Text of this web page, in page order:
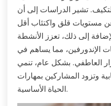
تشير الدراسات إلى أن
مستويات قلق واكتئاب أقل
إلى ذلك، تعزز الأنشطة
الإندورفين، مما يساهم في
العاطفي. بشكل عام، تنمي
وتزود المشاركين بمهارات
الحياة الأساسية.